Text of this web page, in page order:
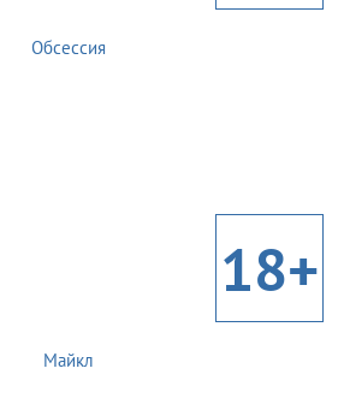
Обсессия
18+
Майкл